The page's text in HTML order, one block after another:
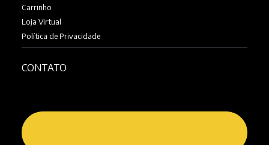
Carrinho
Loja Virtual
Política de Privacidade
CONTATO